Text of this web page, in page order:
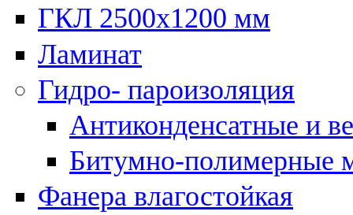
ГКЛ 2500х1200 мм
Ламинат
Гидро- пароизоляция
Антиконденсатные и
Битумно-полимерные
Фанера влагостойкая